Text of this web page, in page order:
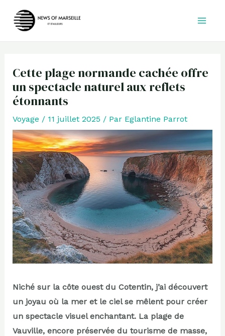
Cette plage normande cachée offre
un spectacle naturel aux reflets
étonnants
Voyage / 11 juillet 2025 / Par Eglantine Parrot
Niché sur la côte ouest du Cotentin, j’ai découvert
un joyau où la mer et le ciel se mêlent pour créer
un spectacle visuel enchantant. La plage de
Vauville, encore préservée du tourisme de masse,